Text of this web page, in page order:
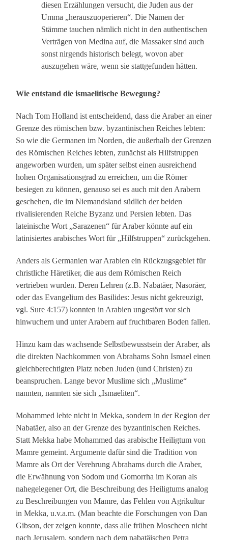
diesen Erzählungen versucht, die Juden aus der
Umma „herauszuoperieren“. Die Namen der
Stämme tauchen nämlich nicht in den authentischen
Verträgen von Medina auf, die Massaker sind auch
sonst nirgends historisch belegt, wovon aber
auszugehen wäre, wenn sie stattgefunden hätten.
Wie entstand die ismaelitische Bewegung?
Nach Tom Holland ist entscheidend, dass die Araber an einer
Grenze des römischen bzw. byzantinischen Reiches lebten:
So wie die Germanen im Norden, die außerhalb der Grenzen
des Römischen Reiches lebten, zunächst als Hilfstruppen
angeworben wurden, um später selbst einen ausreichend
hohen Organisationsgrad zu erreichen, um die Römer
besiegen zu können, genauso sei es auch mit den Arabern
geschehen, die im Niemandsland südlich der beiden
rivalisierenden Reiche Byzanz und Persien lebten. Das
lateinische Wort „Sarazenen“ für Araber könnte auf ein
latinisiertes arabisches Wort für „Hilfstruppen“ zurückgehen.
Anders als Germanien war Arabien ein Rückzugsgebiet für
christliche Häretiker, die aus dem Römischen Reich
vertrieben wurden. Deren Lehren (z.B. Nabatäer, Nasoräer,
oder das Evangelium des Basilides: Jesus nicht gekreuzigt,
vgl. Sure 4:157) konnten in Arabien ungestört vor sich
hinwuchern und unter Arabern auf fruchtbaren Boden fallen.
Hinzu kam das wachsende Selbstbewusstsein der Araber, als
die direkten Nachkommen von Abrahams Sohn Ismael einen
gleichberechtigten Platz neben Juden (und Christen) zu
beanspruchen. Lange bevor Muslime sich „Muslime“
nannten, nannten sie sich „Ismaeliten“.
Mohammed lebte nicht in Mekka, sondern in der Region der
Nabatäer, also an der Grenze des byzantinischen Reiches.
Statt Mekka habe Mohammed das arabische Heiligtum von
Mamre gemeint. Argumente dafür sind die Tradition von
Mamre als Ort der Verehrung Abrahams durch die Araber,
die Erwähnung von Sodom und Gomorrha im Koran als
nahegelegener Ort, die Beschreibung des Heiligtums analog
zu Beschreibungen von Mamre, das Fehlen von Agrikultur
in Mekka, u.v.a.m. (Man beachte die Forschungen von Dan
Gibson, der zeigen konnte, dass alle frühen Moscheen nicht
nach Jerusalem, sondern nach dem nabatäischen Petra